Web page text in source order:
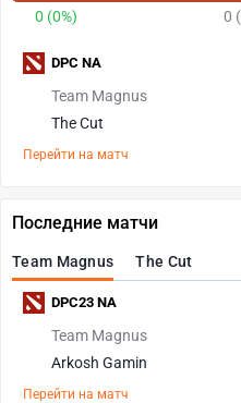
0 (0%) 0
Team Magnus
The Cut
Перейти на матч
DPC NA
Последние матчи
Team Magnus The Cut
Team Magnus
Arkosh Gamin
Перейти на матч
DPC23 NA